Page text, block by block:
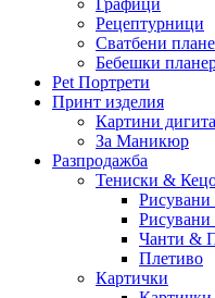
Графици
Рецептурници
Сватбени
Бебешки
Pet Портрети
Принт изделия
Картини
За Маникюр
Разпродажба
Тениски &
Рисувани
Чанти &
Плетиво
Картички